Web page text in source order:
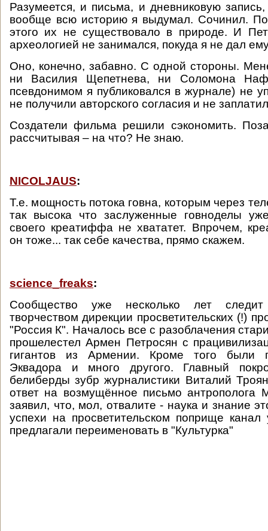
Разумеется, и письма, и дневниковую
вообще всю историю я выдумал. Сочинил.
этого их не существовало в природе. И
археологией не занимался, покуда я не дал
Оно, конечно, забавно. С одной стороны.
ни Василия Щепетнева, ни Соломона
псевдонимом я публиковался в журнале) не
не получили авторского согласия и не
Создатели фильма решили сэкономить.
рассчитывая – на что? Не знаю.
NICOLJAUS:
Т.е. мощность потока говна, которым через
так высока что заслуженные говноделы
своего креатиффа не хвататет. Впрочем,
он тоже... так себе качества, прямо скажем.
science_freaks:
Сообщество уже несколько лет
творчеством дирекции просветительских (!)
"Россия К". Началось все с разоблачения
прошелестел Армен Петросян с
гигантов из Армении. Кроме того были
Эквадора и много другого. Главный
белиберды зубр журналистики Виталий
ответ на возмущённое письмо антрополога
заявил, что, мол, отвалите - наука и знание
успехи на просветительском поприще канал
предлагали переименовать в "Культурка"